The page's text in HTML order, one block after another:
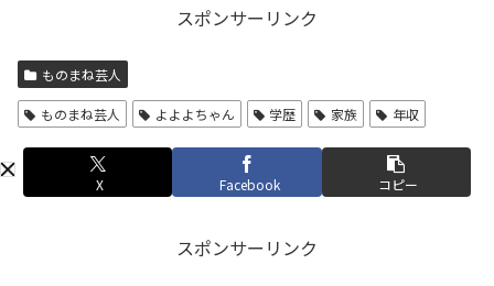
スポンサーリンク
ものまね芸人
ものまね芸人 よよよちゃん 学歴 家族 年収
X Facebook コピー
スポンサーリンク